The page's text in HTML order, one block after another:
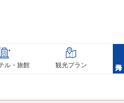
ル・旅館 観光プラン